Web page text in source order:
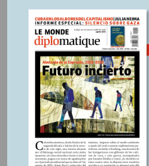
Últimas publicaciones
La época de la intranquilidad
5 agosto, 2026